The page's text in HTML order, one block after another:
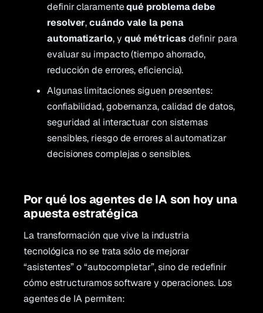
definir claramentequé problema debe
resolver,cuándo vale la pena
automatizarlo, y qué métricasdefinir para
evaluar su impacto (tiempo ahorrado,
reducción de errores, eficiencia).
Algunas limitaciones siguen presentes:
confiabilidad, gobernanza, calidad de datos,
seguridad al interactuar con sistemas
sensibles, riesgo de errores al automatizar
decisiones complejas o sensibles.
Por qué los agentes de IA son hoy una
apuesta estratégica
La transformación que vive la industria
tecnológica no se trata sólo de mejorar
“asistentes” o “autocompletar”, sino de redefinir
cómo estructuramos software y operaciones. Los
agentes de IA permiten: